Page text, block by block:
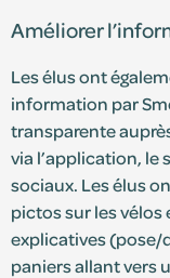
Améliorer
Les élus ont
information par
transparente
via l’application, le
sociaux. Les élus
pictos sur les vélos
explicatives (pose/
paniers allant vers